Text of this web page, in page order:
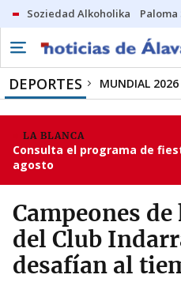
Soziedad Alkoholika Paloma
DEPORTES MUNDIAL 2026
LA BLANCA
Consulta el programa de
agosto
Campeones
del Club
desafían al